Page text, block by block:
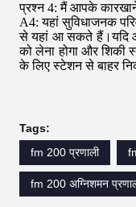
प्रश्न 4: मैं आपके
A4: यहां सुविधाजनक
से यहां आ सकते हैं।यदि
को लेना होगा और शिकी
के लिए स्टेशन से बाहर
Tags:
fm 200 प्रणाली
fm 200 अग्निशमन